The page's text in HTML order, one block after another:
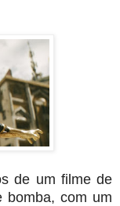
de um filme de
bomba, com um